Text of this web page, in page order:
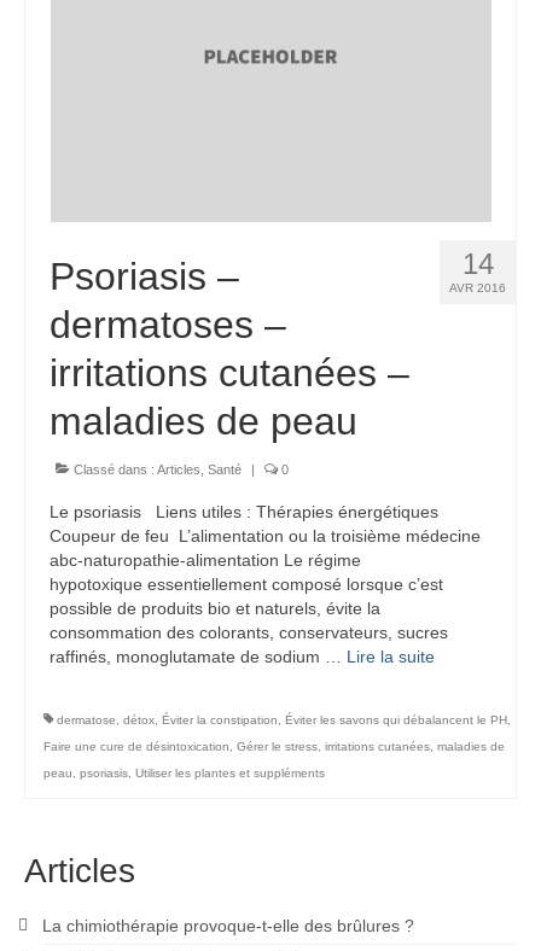
14
AVR 2016
Psoriasis –
dermatoses –
irritations cutanées –
maladies de peau
Classé dans : Articles Santé | 0
Le psoriasis Liens utiles : Thérapies énergétiques
Coupeur de feu L’alimentation ou la troisième médecine
abc-naturopathie-alimentation Le régime
hypotoxique essentiellement composé lorsque c’est
possible de produits bio et naturels, évite la
consommation des colorants, conservateurs, sucres
raffinés, monoglutamate de sodium … Lire la suite­­
dermatose détox Éviter la constipation Éviter les savons qui débalancent le PH
Faire une cure de désintoxication
Gérer le stress irritations cutanées maladies de
peau
psoriasis Utiliser les plantes et suppléments
Articles
La chimiothérapie provoque-t-elle des brûlures ?